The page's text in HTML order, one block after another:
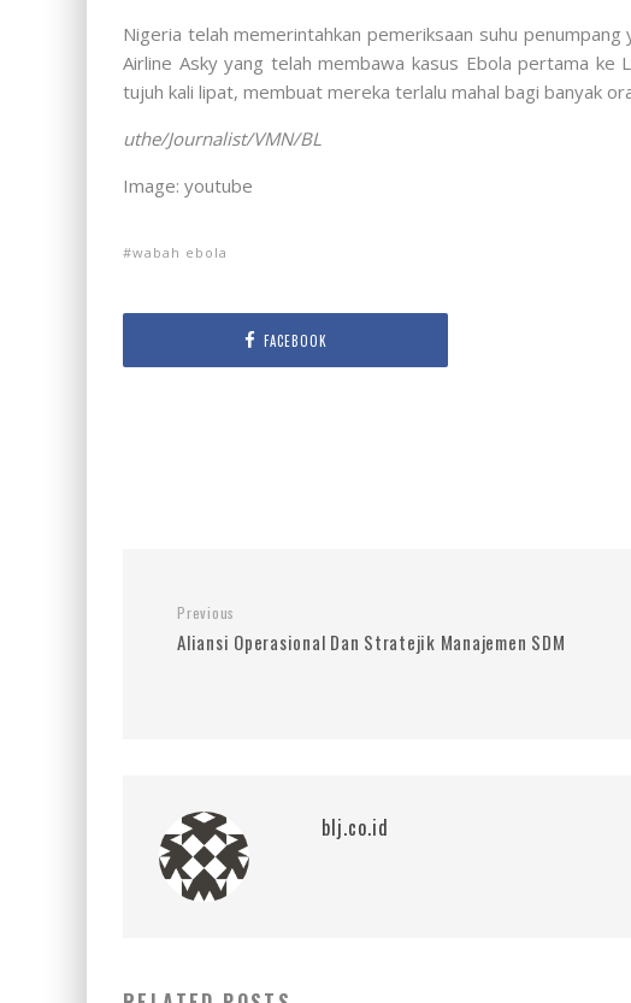
Nigeria telah memerintahkan pemeriksaan suhu
Airline Asky yang telah membawa kasus Ebola pertama
tujuh kali lipat, membuat mereka terlalu mahal bagi banyak
uthe/Journalist/VMN/BL
Image: youtube
wabah ebola
FACEBOOK
Previous
Aliansi Operasional Dan Stratejik Manajemen SDM
blj.co.id